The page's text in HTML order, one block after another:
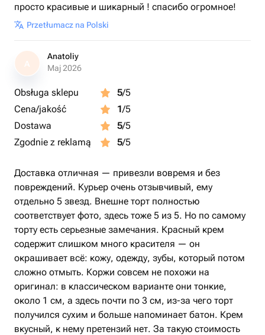
просто красивые и шикарный ! спасибо огромное!
Przetłumacz na Polski
A
Anatoliy
Maj 2026
Obsługa sklepu 5/5
Cena/jakość
1/5
Dostawa
5/5
Zgodnie z reklamą
5/5
Доставка отличная — привезли вовремя и без
повреждений. Курьер очень отзывчивый, ему
отдельно 5 звезд. Внешне торт полностью
соответствует фото, здесь тоже 5 из 5. Но по самому
торту есть серьезные замечания. Красный крем
содержит слишком много красителя — он
окрашивает всё: кожу, одежду, зубы, который потом
сложно отмыть. Коржи совсем не похожи на
оригинал: в классическом варианте они тонкие,
около 1 см, а здесь почти по 3 см, из-за чего торт
получился сухим и больше напоминает батон. Крем
вкусный, к нему претензий нет. За такую стоимость